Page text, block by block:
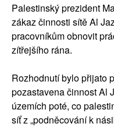
Palestinský prezident
zákaz činnosti sítě Al
pracovníkům obnovit
zítřejšího rána.
Rozhodnutí bylo přijato
pozastavena činnost Al
územích poté, co
síť z „podněcování k